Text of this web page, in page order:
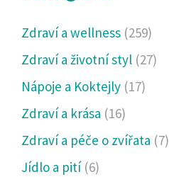
Zdraví a wellness (259)
Zdraví a životní styl (27)
Nápoje a Koktejly (17)
Zdraví a krása (16)
Zdraví a péče o zvířata (7)
Jídlo a pití (6)